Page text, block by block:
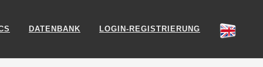
DATENBANK LOGIN-REGISTRIERUNG